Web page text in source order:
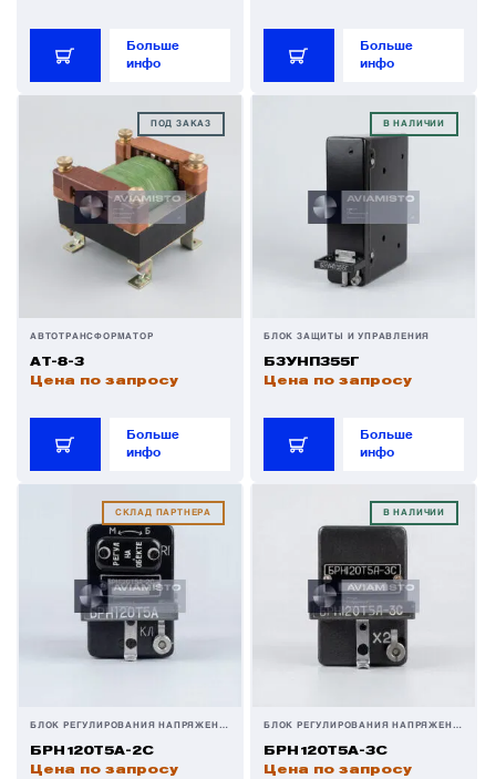
Больше
инфо
Больше
инфо
ПОД ЗАКАЗ
АВТОТРАНСФОРМАТОР
АТ-8-3
Цена по запросу
Больше
инфо
В НАЛИЧИИ
БЛОК ЗАЩИТЫ И УПРАВЛЕНИЯ
БЗУНП355Г
Цена по запросу
Больше
инфо
СКЛАД ПАРТНЕРА
БЛОК РЕГУЛИРОВАНИЯ НАПРЯЖЕНИЯ
БРН120Т5А-2С
Цена по запросу
В НАЛИЧИИ
БЛОК РЕГУЛИРОВАНИЯ НАПРЯЖЕНИЯ
БРН120Т5А-3С
Цена по запросу
Реле и контакторы
Фары, лампы, маяки
Фильтры и фильтроэлементы
Щётки (угольные щётки)